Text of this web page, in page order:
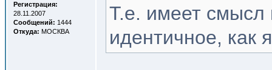
Регистрация:
28.11.2007
Сообщений: 1444
Откуда: МОСКВА
Т.е. имеет смысл
идентичное, как